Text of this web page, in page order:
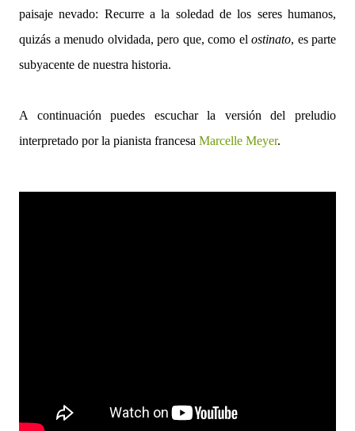
paisaje nevado: Recurre a la soledad de los seres humanos,
quizás a menudo olvidada, pero que, como el ostinato, es parte
subyacente de nuestra historia.
A continuación puedes escuchar la versión del preludio
interpretado por la pianista francesa Marcelle Meyer.